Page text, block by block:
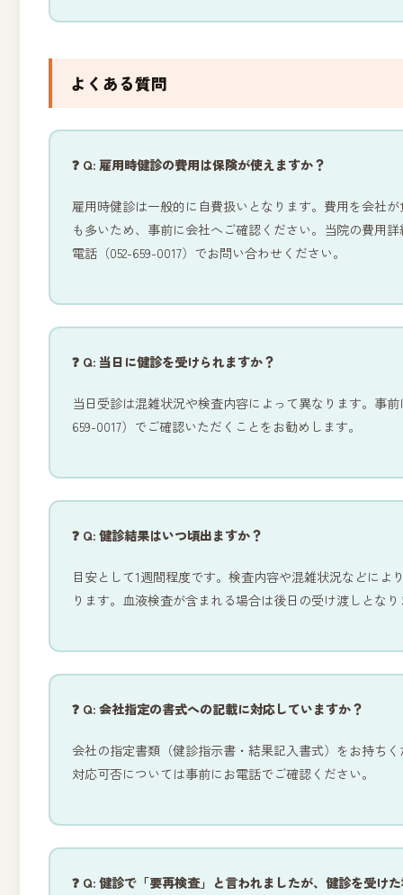
よくある質問
❓ Q: 雇用時健診の費用は保険が使えますか？
雇用時健診は一般的に自費扱いとなります。費用を会社
も多いため、事前に会社へご確認ください。当院の費用
電話（052-659-0017）でお問い合わせください。
❓ Q: 当日に健診を受けられますか？
当日受診は混雑状況や検査内容によって異なります。事前
659-0017）でご確認いただくことをお勧めします。
❓ Q: 健診結果はいつ頃出ますか？
目安として1週間程度です。検査内容や混雑状況などによ
ります。血液検査が含まれる場合は後日の受け渡しとな
❓ Q: 会社指定の書式への記載に対応していますか？
会社の指定書類（健診指示書・結果記入書式）をお持ち
対応可否については事前にお電話でご確認ください。
❓ Q: 健診で「要再検査」と言われましたが、健診を受け